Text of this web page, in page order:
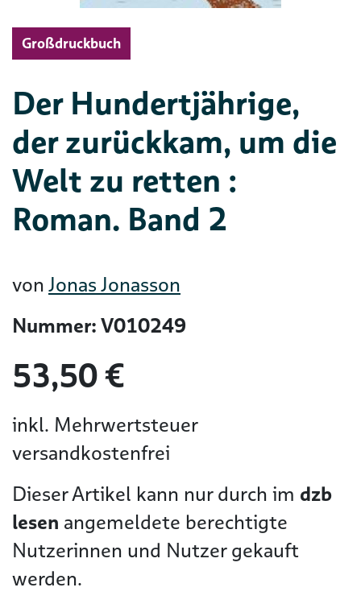
Großdruckbuch
Der Hundertjährige,
der zurückkam, um die
Welt zu retten :
Roman. Band 2
vonJonas Jonasson
Nummer: V010249
53,50 €
inkl. Mehrwertsteuer
versandkostenfrei
Dieser Artikel kann nur durch im dzb
lesen angemeldete berechtigte
Nutzerinnen und Nutzer gekauft
werden.